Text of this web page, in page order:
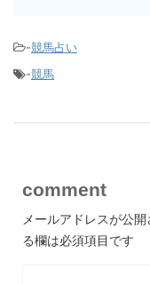
-競馬占い
-競馬
comment
メールアドレスが公開
る欄は必須項目です